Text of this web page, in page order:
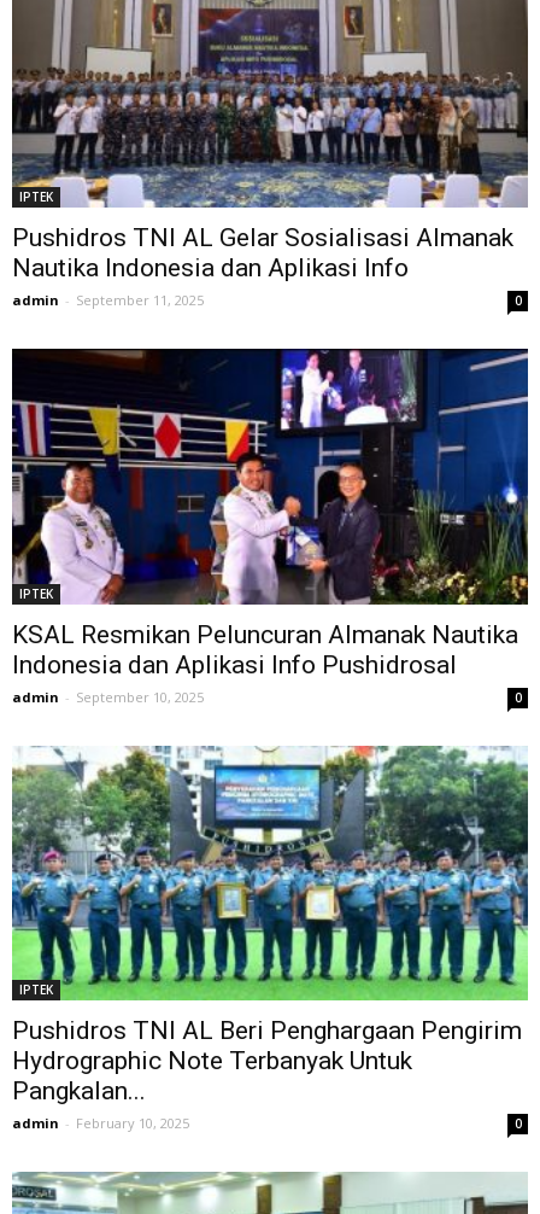
IPTEK
Pushidros TNI AL Gelar Sosialisasi Almanak
Nautika Indonesia dan Aplikasi Info
admin - September 11, 2025 0
IPTEK
KSAL Resmikan Peluncuran Almanak Nautika
Indonesia dan Aplikasi Info Pushidrosal
admin - September 10, 2025 0
IPTEK
Pushidros TNI AL Beri Penghargaan Pengirim
Hydrographic Note Terbanyak Untuk
Pangkalan...
admin - February 10, 2025 0